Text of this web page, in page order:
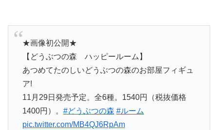
★画像初公開★
【どうぶつの森 ハッピールーム】
あつめてたのしいどうぶつの森のお部屋フィギュ
ア!
11月29日発売予定。全6種。1540円（税抜価格
1400円）。 #どうぶつの森 #ルーム
pic.twitter.com/MB4QJ6RpAm